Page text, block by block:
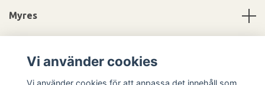
Myres
Sociala medier
Vi använder cookies
Vi använder cookies för att anpassa det innehåll som